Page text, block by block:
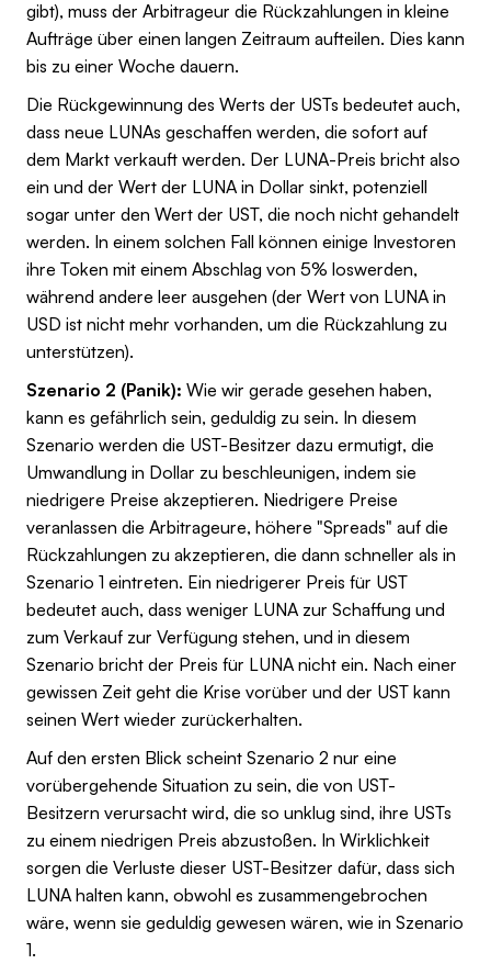
gibt), muss der Arbitrageur die Rückzahlungen in kleine
Aufträge über einen langen Zeitraum aufteilen. Dies kann
bis zu einer Woche dauern.
Die Rückgewinnung des Werts der USTs bedeutet auch,
dass neue LUNAs geschaffen werden, die sofort auf
dem Markt verkauft werden. Der LUNA-Preis bricht also
ein und der Wert der LUNA in Dollar sinkt, potenziell
sogar unter den Wert der UST, die noch nicht gehandelt
werden. In einem solchen Fall können einige Investoren
ihre Token mit einem Abschlag von 5% loswerden,
während andere leer ausgehen (der Wert von LUNA in
USD ist nicht mehr vorhanden, um die Rückzahlung zu
unterstützen).
Szenario 2 (Panik): Wie wir gerade gesehen haben,
kann es gefährlich sein, geduldig zu sein. In diesem
Szenario werden die UST-Besitzer dazu ermutigt, die
Umwandlung in Dollar zu beschleunigen, indem sie
niedrigere Preise akzeptieren. Niedrigere Preise
veranlassen die Arbitrageure, höhere "Spreads" auf die
Rückzahlungen zu akzeptieren, die dann schneller als in
Szenario 1 eintreten. Ein niedrigerer Preis für UST
bedeutet auch, dass weniger LUNA zur Schaffung und
zum Verkauf zur Verfügung stehen, und in diesem
Szenario bricht der Preis für LUNA nicht ein. Nach einer
gewissen Zeit geht die Krise vorüber und der UST kann
seinen Wert wieder zurückerhalten.
Auf den ersten Blick scheint Szenario 2 nur eine
vorübergehende Situation zu sein, die von UST-
Besitzern verursacht wird, die so unklug sind, ihre USTs
zu einem niedrigen Preis abzustoßen. In Wirklichkeit
sorgen die Verluste dieser UST-Besitzer dafür, dass sich
LUNA halten kann, obwohl es zusammengebrochen
wäre, wenn sie geduldig gewesen wären, wie in Szenario
1.